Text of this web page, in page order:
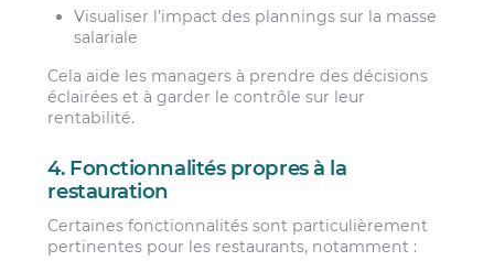
Visualiser l’impact des plannings sur la masse
salariale
Cela aide les managers à prendre des décisions
éclairées et à garder le contrôle sur leur
rentabilité.
4. Fonctionnalités propres à la
restauration
Certaines fonctionnalités sont particulièrement
pertinentes pour les restaurants, notamment :